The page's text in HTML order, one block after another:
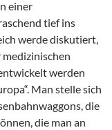
einer
tief ins
werde diskutiert,
werden
Man stelle sich
die
die man an